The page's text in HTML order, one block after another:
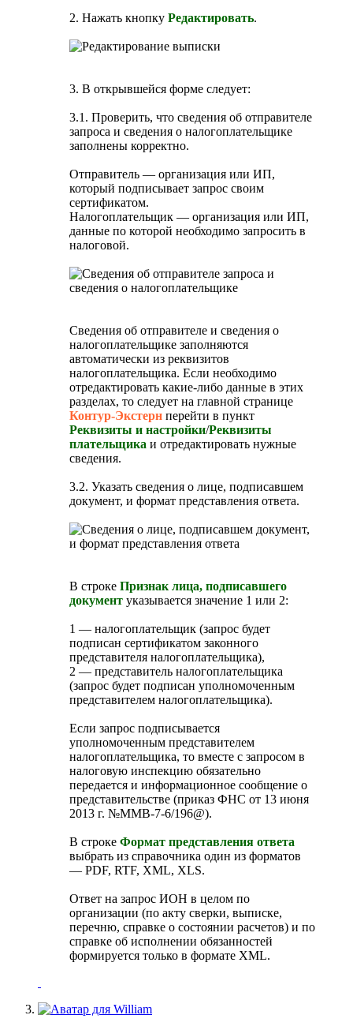
2. Нажать кнопку Редактировать.
3. В открывшейся форме следует:
3.1. Проверить, что сведения об отправителе
запроса и сведения о налогоплательщике
заполнены корректно.
Отправитель — организация или ИП,
который подписывает запрос своим
сертификатом.
Налогоплательщик — организация или ИП,
данные по которой необходимо запросить в
налоговой.
Сведения об отправителе и сведения о
налогоплательщике заполняются
автоматически из реквизитов
налогоплательщика. Если необходимо
отредактировать какие-либо данные в этих
разделах, то следует на главной странице
Контур-Экстерн перейти в пункт
Реквизиты и настройки/Реквизиты
плательщика и отредактировать нужные
сведения.
3.2. Указать сведения о лице, подписавшем
документ, и формат представления ответа.
В строке Признак лица, подписавшего
документ указывается значение 1 или 2:
1 — налогоплательщик (запрос будет
подписан сертификатом законного
представителя налогоплательщика),
2 — представитель налогоплательщика
(запрос будет подписан уполномоченным
представителем налогоплательщика).
Если запрос подписывается
уполномоченным представителем
налогоплательщика, то вместе с запросом в
налоговую инспекцию обязательно
передается и информационное сообщение о
представительстве (приказ ФНС от 13 июня
2013 г. №ММВ-7-6/196@).
В строке Формат представления ответа
выбрать из справочника один из форматов
— PDF, RTF, XML, XLS.
Ответ на запрос ИОН в целом по
организации (по акту сверки, выписке,
перечню, справке о состоянии расчетов) и по
справке об исполнении обязанностей
формируется только в формате XML.